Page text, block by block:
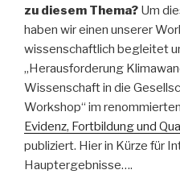
zu diesem Thema? Um
haben wir einen unserer
wissenschaftlich begleitet
„Herausforderung
Wissenschaft in die
Workshop“ im
Evidenz, Fortbildung und
publiziert. Hier in Kürze für
Hauptergebnisse….